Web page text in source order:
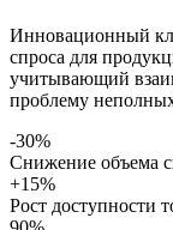
Инновационный
спроса для
учитывающий
проблему
-30%
Снижение объема
+15%
Рост доступности